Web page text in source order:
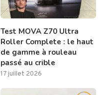
Test MOVA Z70 Ultra
Roller Complete : le haut
de gamme à rouleau
passé au crible
17 juillet 2026